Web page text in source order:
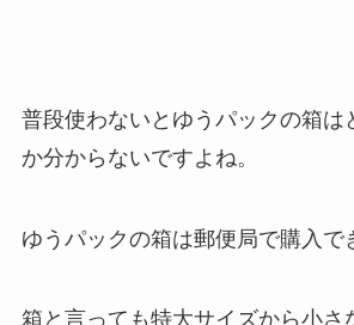
普段使わないとゆうパックの箱は
か分からないですよね。
ゆうパックの箱は郵便局で購入で
箱と言っても特大サイズから小さ